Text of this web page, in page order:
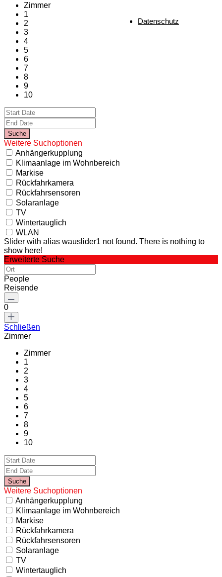
Datenschutz
Zimmer
1
2
3
4
5
6
7
8
9
10
Weitere Suchoptionen
Anhängerkupplung
Klimaanlage im Wohnbereich
Markise
Rückfahrkamera
Rückfahrsensoren
Solaranlage
TV
Wintertauglich
WLAN
Slider with alias wauslider1 not found. There is nothing to
show here!
Erweiterte Suche
People
Reisende
0
Schließen
Zimmer
Zimmer
1
2
3
4
5
6
7
8
9
10
Weitere Suchoptionen
Anhängerkupplung
Klimaanlage im Wohnbereich
Markise
Rückfahrkamera
Rückfahrsensoren
Solaranlage
TV
Wintertauglich